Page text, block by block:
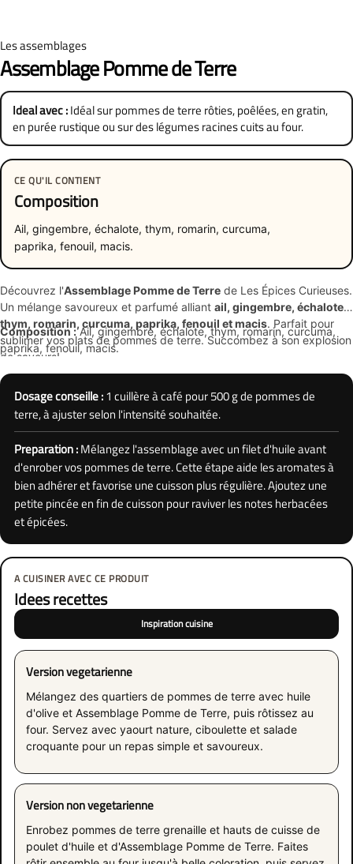
Les assemblages
Assemblage Pomme de Terre
Ideal avec :Idéal sur pommes de terre rôties, poêlées, en gratin,
en purée rustique ou sur des légumes racines cuits au four.
CE QU'IL CONTIENT
Composition
Ail, gingembre, échalote, thym, romarin, curcuma,
paprika, fenouil, macis.
Découvrez l'Assemblage Pomme de Terre de Les Épices Curieuses.
Un mélange savoureux et parfumé alliant ail, gingembre, échalote,
thym, romarin, curcuma, paprika, fenouil et macis. Parfait pour
sublimer vos plats de pommes de terre. Succombez à son explosion
de saveurs!
Composition :Ail, gingembre, échalote, thym, romarin, curcuma,
paprika, fenouil, macis.
Dosage conseille :1 cuillère à café pour 500 g de pommes de
terre, à ajuster selon l'intensité souhaitée.
Preparation :Mélangez l'assemblage avec un filet d'huile avant
d'enrober vos pommes de terre. Cette étape aide les aromates à
bien adhérer et favorise une cuisson plus régulière. Ajoutez une
petite pincée en fin de cuisson pour raviver les notes herbacées
et épicées.
A CUISINER AVEC CE PRODUIT
Idees recettes
Inspiration cuisine
Version vegetarienne
Mélangez des quartiers de pommes de terre avec huile
d'olive et Assemblage Pomme de Terre, puis rôtissez au
four. Servez avec yaourt nature, ciboulette et salade
croquante pour un repas simple et savoureux.
Version non vegetarienne
Enrobez pommes de terre grenaille et hauts de cuisse de
poulet d'huile et d'Assemblage Pomme de Terre. Faites